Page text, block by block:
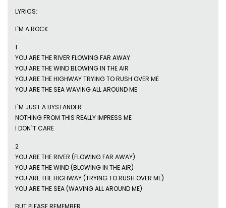
LYRICS:
I`M A ROCK
1
YOU ARE THE RIVER FLOWING FAR AWAY
YOU ARE THE WIND BLOWING IN THE AIR
YOU ARE THE HIGHWAY TRYING TO RUSH OVER ME
YOU ARE THE SEA WAVING ALL AROUND ME
I`M JUST A BYSTANDER
NOTHING FROM THIS REALLY IMPRESS ME
I DON`T CARE
2
YOU ARE THE RIVER (FLOWING FAR AWAY)
YOU ARE THE WIND (BLOWING IN THE AIR)
YOU ARE THE HIGHWAY (TRYING TO RUSH OVER ME)
YOU ARE THE SEA (WAVING ALL AROUND ME)
BUT PLEASE REMEMBER